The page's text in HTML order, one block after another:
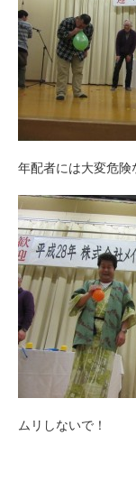
年配者には大変危険
ムリしないで！